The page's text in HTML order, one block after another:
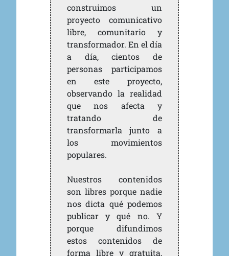
construimos un
proyecto comunicativo
libre, comunitario y
transformador. En el día
a día, cientos de
personas participamos
en este proyecto,
observando la realidad
que nos afecta y
tratando de
transformarla junto a
los movimientos
populares.
Nuestros contenidos
son libres porque nadie
nos dicta qué podemos
publicar y qué no. Y
porque difundimos
estos contenidos de
forma libre y gratuita,